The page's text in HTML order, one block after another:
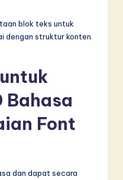
blok teks untuk
dengan struktur konten
Bahasa
Font
dan dapat secara